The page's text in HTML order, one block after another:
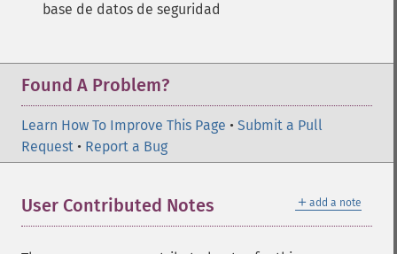
base de datos de seguridad
Found A Problem?
Learn How To Improve This Page • Submit a Pull
Request • Report a Bug
＋ add a note
User Contributed Notes